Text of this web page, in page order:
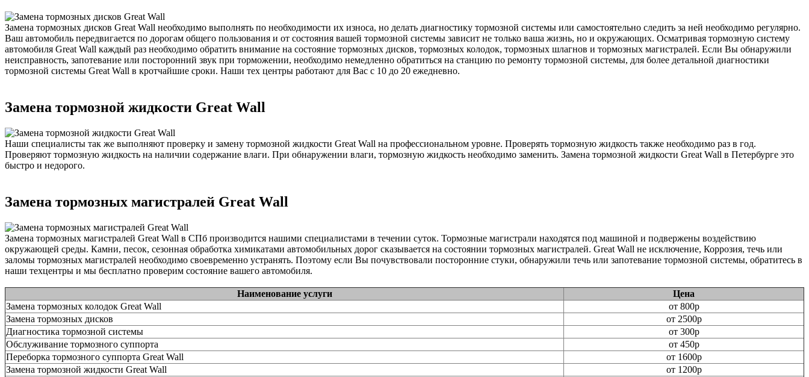
Замена тормозных дисков Great Wall необходимо выполнять по необходимости их износа, но делать диагностику тормозной системы или самостоятельно следить за ней необходимо регулярно.
Ваш автомобиль передвигается по дорогам общего пользования и от состояния вашей тормозной системы зависит не только ваша жизнь, но и окружающих. Осматривая тормозную систему
автомобиля Great Wall каждый раз необходимо обратить внимание на состояние тормозных дисков, тормозных колодок, тормозных шлагнов и тормозных магистралей. Если Вы обнаружили
неисправность, запотевание или посторонний звук при торможении, необходимо немедленно обратиться на станцию по ремонту тормозной системы, для более детальной диагностики
тормозной системы Great Wall в кротчайшие сроки. Наши тех центры работают для Вас с 10 до 20 ежедневно.
Замена тормозной жидкости Great Wall
Наши специалисты так же выполняют проверку и замену тормозной жидкости Great Wall на профессиональном уровне. Проверять тормозную жидкость также необходимо раз в год.
Проверяют тормозную жидкость на наличии содержание влаги. При обнаружении влаги, тормозную жидкость необходимо заменить. Замена тормозной жидкости Great Wall в Петербурге это
быстро и недорого.
Замена тормозных магистралей Great Wall
Замена тормозных магистралей Great Wall в СПб производится нашими специалистами в течении суток. Тормозные магистрали находятся под машиной и подвержены воздействию
окружающей среды. Камни, песок, сезонная обработка химикатами автомобильных дорог сказывается на состоянии тормозных магистралей. Great Wall не исключение, Коррозия, течь или
заломы тормозных магистралей необходимо своевременно устранять. Поэтому если Вы почувствовали посторонние стуки, обнаружили течь или запотевание тормозной системы, обратитесь в
наши техцентры и мы бесплатно проверим состояние вашего автомобиля.
Наименование услуги
Цена
Замена тормозных колодок Great Wall
от 800р
Замена тормозных дисков
от 2500р
Диагностика тормозной системы
от 300р
Обслуживание тормозного суппорта
от 450р
Переборка тормозного суппорта Great Wall
от 1600р
Замена тормозной жидкости Great Wall
от 1200р